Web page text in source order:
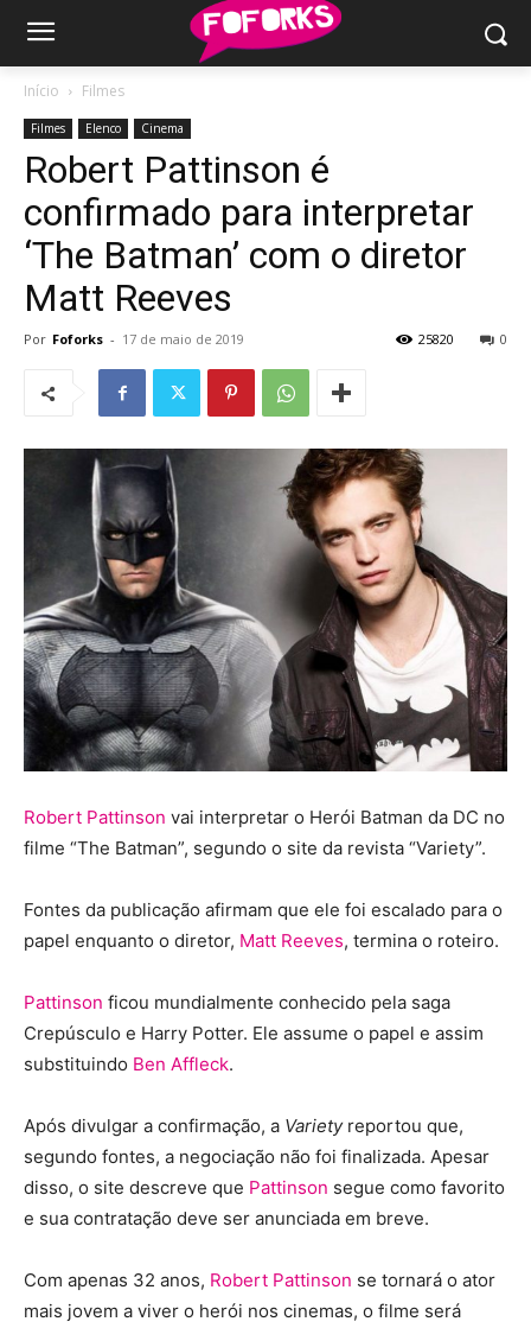
Início Filmes
Filmes Elenco Cinema
Robert Pattinson é
confirmado para interpretar
‘The Batman’ com o diretor
Matt Reeves
Por Foforks - 17 de maio de 2019 0
25820
Robert Pattinson vai interpretar o Herói Batman da DC no
filme “The Batman”, segundo o site da revista “Variety”.
Fontes da publicação afirmam que ele foi escalado para o
papel enquanto o diretor, Matt Reeves, termina o roteiro.
Pattinson ficou mundialmente conhecido pela saga
Crepúsculo e Harry Potter. Ele assume o papel e assim
substituindo Ben Affleck.
Após divulgar a confirmação, a Varietyreportou que,
segundo fontes, a negociação não foi finalizada. Apesar
disso, o site descreve que Pattinson segue como favorito
e sua contratação deve ser anunciada em breve.
Com apenas 32 anos, Robert Pattinson se tornará o ator
mais jovem a viver o herói nos cinemas, o filme será